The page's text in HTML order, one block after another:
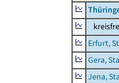
Erfurt,
Gera,
Jena,